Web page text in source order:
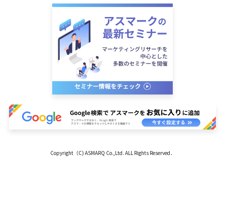
Copyright（C) ASMARQ Co.,Ltd. ALL Rights Reserved．